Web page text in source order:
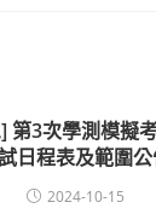
第3次學測模擬
日程表及範圍
2024-10-15